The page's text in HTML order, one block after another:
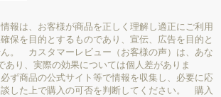
報は、お客様が商品を正しく理解し適正にご利用
保を目的とするものであり、宣伝、広告を目的と
。 カスタマーレビュー（お客様の声）は、あな
あり、実際の効果については個人差がありま
ず商品の公式サイト等で情報を収集し、必要に応
談した上で購入の可否を判断してください。 購入